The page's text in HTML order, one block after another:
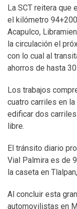
La SCT reitera que
el kilómetro
Acapulco,
la circulación el
con lo cual al
ahorros de hasta
Los trabajos
cuatro carriles en
edificar dos
libre.
El tránsito diario
Vial Palmira es de
la caseta en
Al concluir esta
automovilistas en